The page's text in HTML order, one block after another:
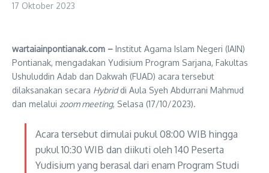
17 Oktober 2023
wartaiainpontianak.com – Institut Agama Islam Negeri (IAIN)
Pontianak, mengadakan Yudisium Program Sarjana, Fakultas
Ushuluddin Adab dan Dakwah (FUAD) acara tersebut
dilaksanakan secara Hybriddi Aula Syeh Abdurrani Mahmud
dan melalui zoom meeting, Selasa (17/10/2023).
Acara tersebut dimulai pukul 08:00 WIB hingga
pukul 10:30 WIB dan diikuti oleh 140 Peserta
Yudisium yang berasal dari enam Program Studi